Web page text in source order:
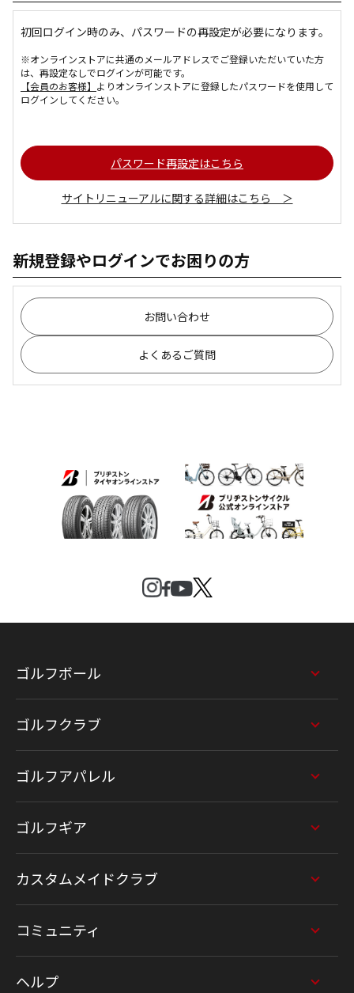
初回ログイン時のみ、パスワードの再設定が必要になります。
※オンラインストアに共通のメールアドレスでご登録いただいていた方
は、再設定なしでログインが可能です。
【会員のお客様】 よりオンラインストアに登録したパスワードを使用して
ログインしてください。
パスワード再設定はこちら
サイトリニューアルに関する詳細はこちら ＞
新規登録やログインでお困りの方
お問い合わせ
よくあるご質問
ゴルフボール
ゴルフクラブ
ゴルフアパレル
ゴルフギア
カスタムメイドクラブ
コミュニティ
ヘルプ